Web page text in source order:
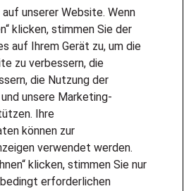
unserer Website. Wenn
klicken, stimmen Sie der
auf Ihrem Gerät zu, um die
zu verbessern, die
die Nutzung der
unsere Marketing-
Ihre
können zur
verwendet werden.
klicken, stimmen Sie nur
erforderlichen